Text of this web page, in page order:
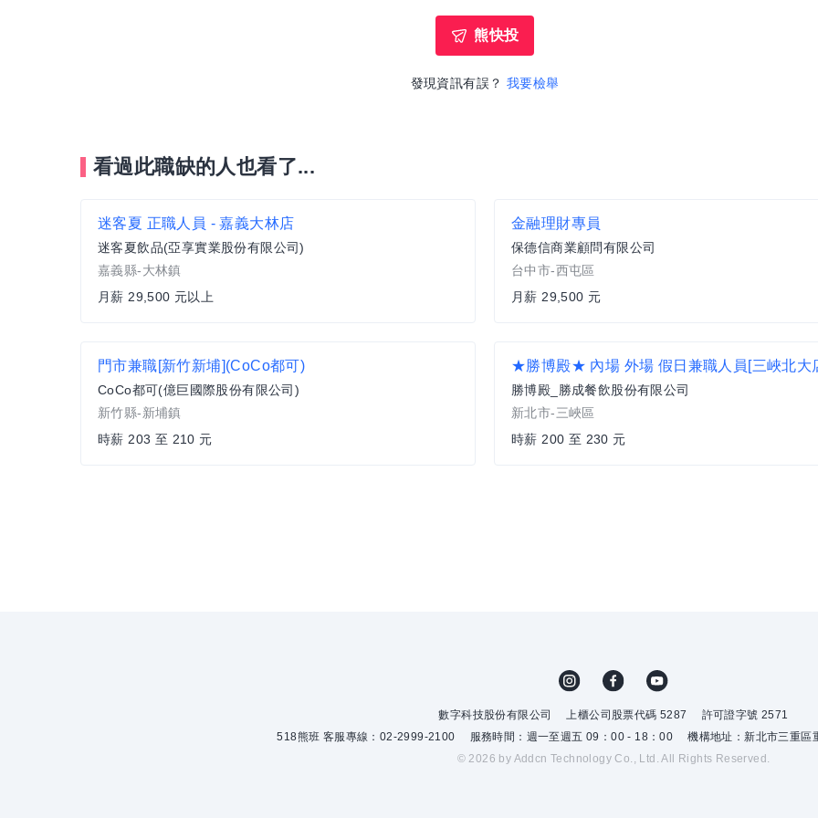
熊快投
發現資訊有誤？ 我要檢舉
看過此職缺的人也看了...
迷客夏 正職人員 - 嘉義大林店
迷客夏飲品(亞享實業股份有限公司)
嘉義縣-大林鎮
月薪 29,500 元以上
金融理財專員
保德信商業顧問有限公司
台中市-西屯區
月薪 29,500 元
門市兼職[新竹新埔](CoCo都可)
CoCo都可(億巨國際股份有限公司)
新竹縣-新埔鎮
時薪 203 至 210 元
★勝博殿★ 內場 外場 假日兼職人員[三峽北大
勝博殿_勝成餐飲股份有限公司
新北市-三峽區
時薪 200 至 230 元
數字科技股份有限公司 上櫃公司股票代碼 5287
許可證字號 2571
518熊班 客服專線：02-2999-2100
服務時間：週一至週五 09：00 - 18：00
機構地址：新北市三重
© 2026 by Addcn Technology Co., Ltd. All Rights Reserved.